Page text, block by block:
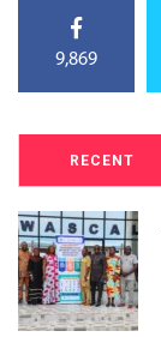
9,869
RECENT